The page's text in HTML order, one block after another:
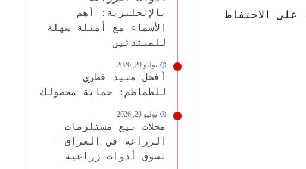
الاحتفاظ
بالإنجليزية: أهم
الأسماء مع أمثلة سهلة
للمبتدئين
يوليو 29, 2026
أفضل مبيد فطري
للطماطم: حماية محصولك
يوليو 28, 2026
محلات بيع مستلزمات
الزراعة في العراق -
تسوق أدوات زراعية